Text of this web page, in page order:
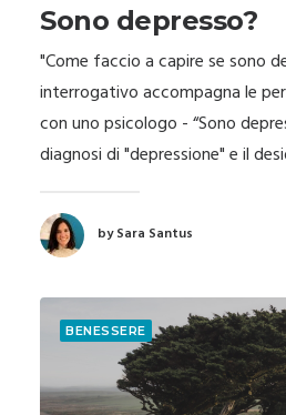
Sono depresso?
"Come faccio a capire se sono
interrogativo accompagna le
con uno psicologo - “Sono
diagnosi di "depressione" e il
by Sara Santus
BENESSERE